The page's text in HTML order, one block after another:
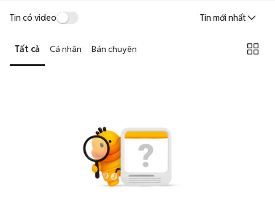
Tin có video Tin mới nhất
Tất cả Cá nhân Bán chuyên